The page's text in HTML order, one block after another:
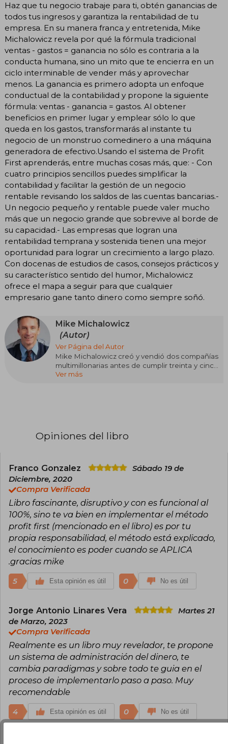
Haz que tu negocio trabaje para ti, obtén ganancias de
todos tus ingresos y garantiza la rentabilidad de tu
empresa. En su manera franca y entretenida, Mike
Michalowicz revela por qué la fórmula tradicional
ventas - gastos = ganancia no sólo es contraria a la
conducta humana, sino un mito que te encierra en un
ciclo interminable de vender más y aprovechar
menos. La ganancia es primero adopta un enfoque
conductual de la contabilidad y propone la siguiente
fórmula: ventas - ganancia = gastos. Al obtener
beneficios en primer lugar y emplear sólo lo que
queda en los gastos, transformarás al instante tu
negocio de un monstruo comedinero a una máquina
generadora de efectivo.Usando el sistema de Profit
First aprenderás, entre muchas cosas más, que: - Con
cuatro principios sencillos puedes simplificar la
contabilidad y facilitar la gestión de un negocio
rentable revisando los saldos de las cuentas bancarias.-
Un negocio pequeño y rentable puede valer mucho
más que un negocio grande que sobrevive al borde de
su capacidad.- Las empresas que logran una
rentabilidad temprana y sostenida tienen una mejor
oportunidad para lograr un crecimiento a largo plazo.
Con docenas de estudios de casos, consejos prácticos y
su característico sentido del humor, Michalowicz
ofrece el mapa a seguir para que cualquier
empresario gane tanto dinero como siempre soñó.
Mike Michalowicz
(Autor)
Ver Página del Autor
Mike Michalowicz creó y vendió dos compañías
multimillonarias antes de cumplir treinta y cinco
años. Hoy es el cofundador de Profit First
First Podcast, imparte conferencias a nivel
Es autor de El Gran Plan, La ganancia es primero,
El sistema Clockwork, Surge y The Toilet Paper
Entrepreneur. Sus columnas han aparecido en
el Wall Street Journal, la revista Box Pro,
Entrepreneur, OPEN Forum y Harvard Business
Review, entre otros.
Ver más
Opiniones del libro
Franco Gonzalez
Sábado 19 de
Diciembre, 2020
Compra Verificada
Libro fascinante, disruptivo y con es funcional al
100%, sino te va bien en implementar el método
profit first (mencionado en el libro) es por tu
propia responsabilidad, el método está explicado,
el conocimiento es poder cuando se APLICA
.gracias mike
5 Esta opinión es útil 0 No es útil
Jorge Antonio Linares Vera
Martes 21
de Marzo, 2023
Compra Verificada
Realmente es un libro muy revelador, te propone
un sistema de administración del dinero, te
cambia paradigmas y sobre todo te guia en el
proceso de implementarlo paso a paso. Muy
recomendable
4 Esta opinión es útil 0 No es útil